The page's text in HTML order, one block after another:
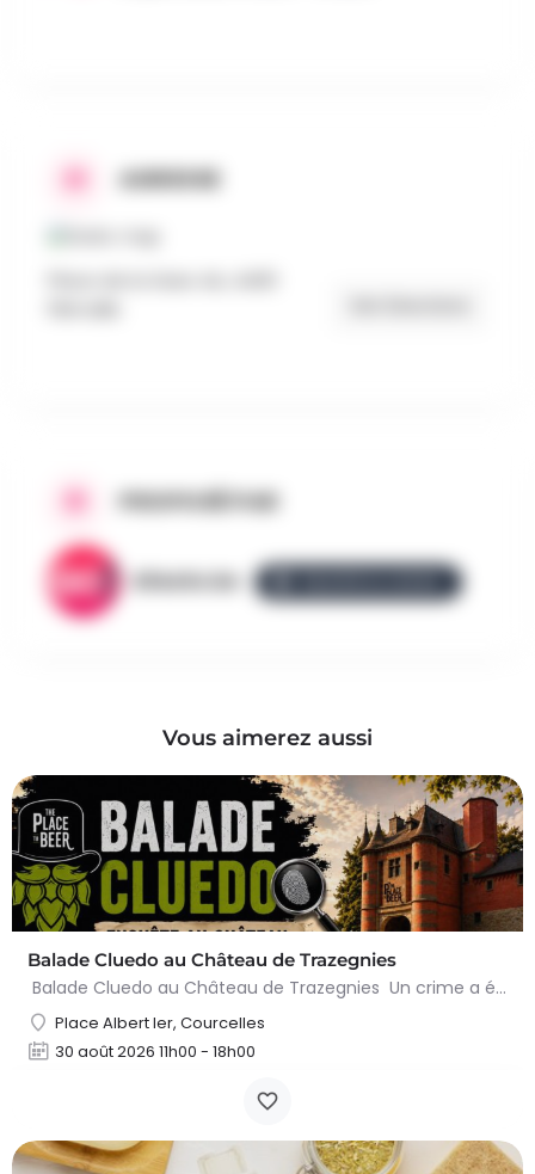
ADRESSE
PROPOSÉ PAR
Vous aimerez aussi
Balade Cluedo au Château de Trazegnies
Balade Cluedo au Château de Trazegnies Un crime a été commis au Château de Trazegnies… À vous de résoudre…
Place Albert Ier, Courcelles
30 août 2026 11h00 - 18h00